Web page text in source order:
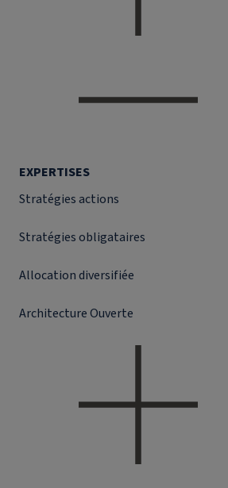
EXPERTISES
Stratégies actions
Stratégies obligataires
Allocation diversifiée
Architecture Ouverte